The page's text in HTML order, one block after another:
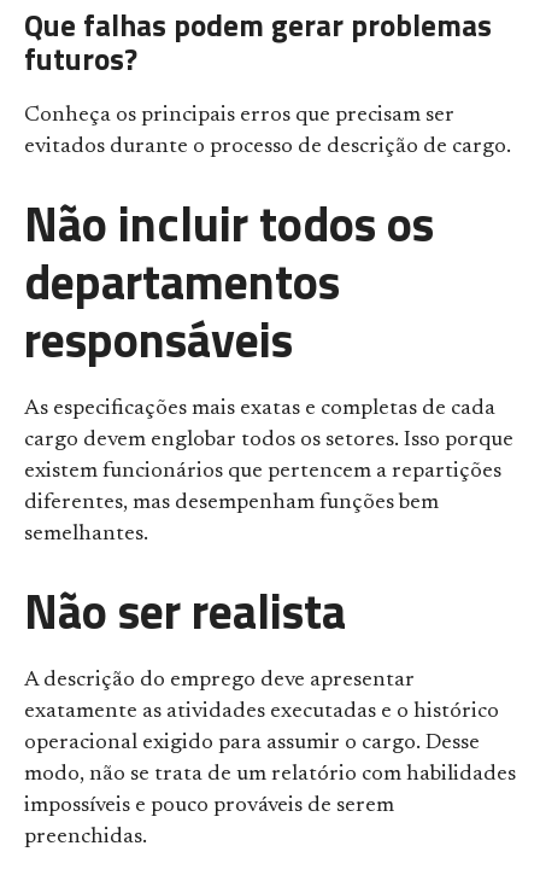
Que falhas podem gerar problemas
futuros?
Conheça os principais erros que precisam ser
evitados durante o processo de descrição de cargo.
Não incluir todos os
departamentos
responsáveis
As especificações mais exatas e completas de cada
cargo devem englobar todos os setores. Isso porque
existem funcionários que pertencem a repartições
diferentes, mas desempenham funções bem
semelhantes.
Não ser realista
A descrição do emprego deve apresentar
exatamente as atividades executadas e o histórico
operacional exigido para assumir o cargo. Desse
modo, não se trata de um relatório com habilidades
impossíveis e pouco prováveis de serem
preenchidas.